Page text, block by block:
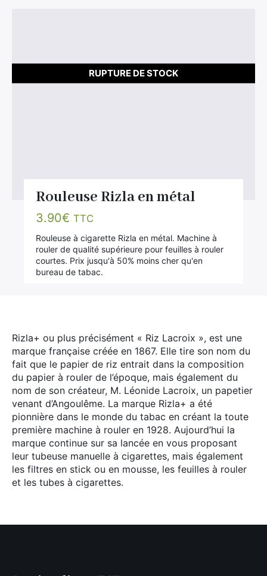
Rizla+ ou plus précisément « Riz Lacroix », est une
marque française créée en 1867. Elle tire son nom du
fait que le papier de riz entrait dans la composition
du papier à rouler de l’époque, mais également du
nom de son créateur, M. Léonide Lacroix, un papetier
venant d’Angoulême. La marque Rizla+ a été
pionnière dans le monde du tabac en créant la toute
première machine à rouler en 1928. Aujourd’hui la
marque continue sur sa lancée en vous proposant
leur tubeuse manuelle à cigarettes, mais également
les filtres en stick ou en mousse, les feuilles à rouler
et les tubes à cigarettes.
RUPTURE DE STOCK
Rouleuse Rizla en métal
3.90€ TTC
Rouleuse à cigarette Rizla en métal. Machine à
rouler de qualité supérieure pour feuilles à rouler
courtes. Prix jusqu'à 50% moins cher qu'en
bureau de tabac.